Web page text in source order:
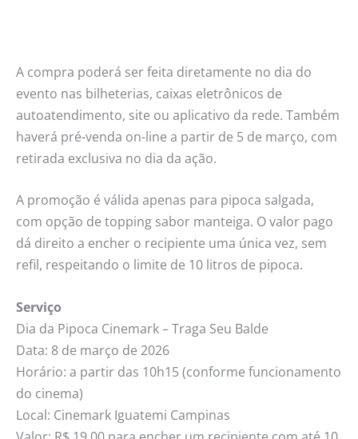
A compra poderá ser feita diretamente no dia do
evento nas bilheterias, caixas eletrônicos de
autoatendimento, site ou aplicativo da rede. Também
haverá pré-venda on-line a partir de 5 de março, com
retirada exclusiva no dia da ação.
A promoção é válida apenas para pipoca salgada,
com opção de topping sabor manteiga. O valor pago
dá direito a encher o recipiente uma única vez, sem
refil, respeitando o limite de 10 litros de pipoca.
Serviço
Dia da Pipoca Cinemark – Traga Seu Balde
Data: 8 de março de 2026
Horário: a partir das 10h15 (conforme funcionamento
do cinema)
Local: Cinemark Iguatemi Campinas